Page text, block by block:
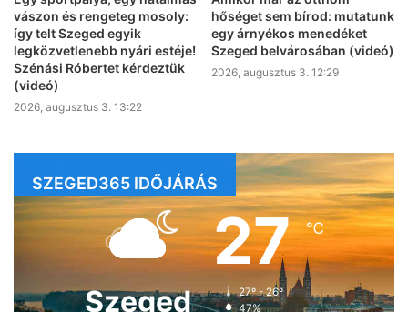
vászon és rengeteg mosoly:
így telt Szeged egyik
legközvetlenebb nyári estéje!
Szénási Róbertet kérdeztük
(videó)
2026, augusztus 3. 13:22
hőséget sem bírod: mutatunk
egy árnyékos menedéket
Szeged belvárosában (videó)
2026, augusztus 3. 12:29
SZEGED365 IDŐJÁRÁS
Szeged
27℃
27º - 26º
47%